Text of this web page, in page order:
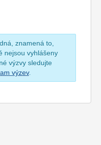
znamená to,
nejsou vyhlášeny
výzvy sledujte
výzev.